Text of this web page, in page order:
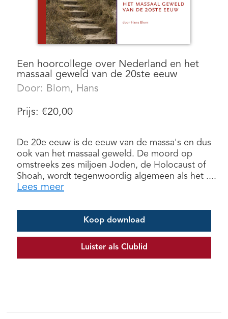
Een hoorcollege over Nederland en het
massaal geweld van de 20ste eeuw
Door: Blom, Hans
Prijs: €20,00
De 20e eeuw is de eeuw van de massa's en dus
ook van het massaal geweld. De moord op
omstreeks zes miljoen Joden, de Holocaust of
Shoah, wordt tegenwoordig algemeen als het ....
Lees meer
Koop download
Luister als Clublid